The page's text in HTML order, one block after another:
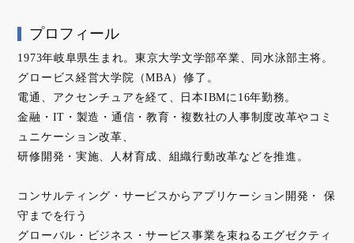
プロフィール
1973年岐阜県生まれ。東京大学文学部卒業、同水泳部主将。
グロービス経営大学院（MBA）修了。
電通、アクセンチュアを経て、日本IBMに16年勤務。
金融・IT・製造・通信・教育・複数社の人事制度改革やコミ
ュニケーション改革、
研修開発・実施、人材育成、組織行動改革などを推進。
コンサルティング・サービスからアプリケーション開発・ 保
守までを行う
グローバル・ビジネス・サービス事業を束ねるエグゼクティ